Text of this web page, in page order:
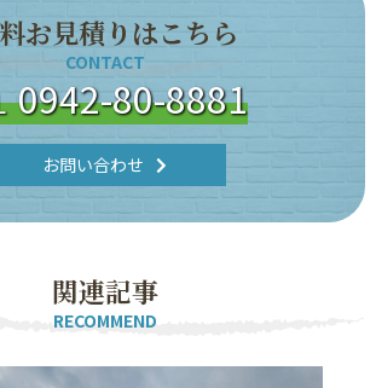
料お見積り はこち ら
CONTACT
0942-80-8881
お問い合わせ
関連記事
RECOMMEND